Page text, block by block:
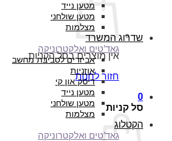
אין מוצרים בסל הקניות.
חזור לחנות
0
סל קניות
מטען נייד
מטען שולחני
מצלמות
שדרוג המשרד
גאד’טים ואלקטרוניקה
אביזרים לסביבת מחשב
אוזניות
דיסק און קי
מטען נייד
מטען שולחני
מצלמות
הקטלוג
גאד’טים ואלקטרוניקה